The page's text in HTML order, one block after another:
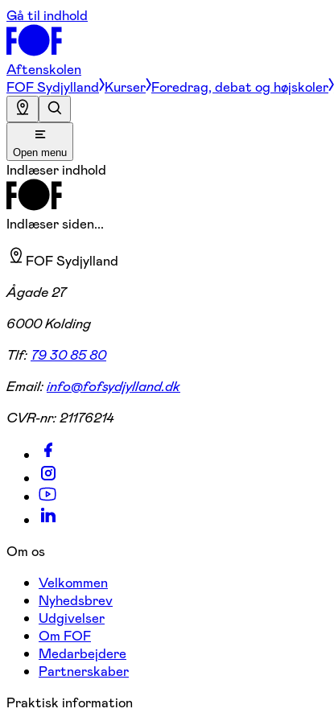
Gå til indhold
Aftenskolen
FOF Sydjylland Kurser Foredrag, debat og højskoler
Open menu
Indlæser indhold
Indlæser siden...
FOF Sydjylland
Ågade 27
6000 Kolding
Tlf: 79 30 85 80
Email:info@fofsydjylland.dk
CVR-nr:21176214
Om os
Velkommen
Nyhedsbrev
Udgivelser
Om FOF
Medarbejdere
Partnerskaber
Praktisk information